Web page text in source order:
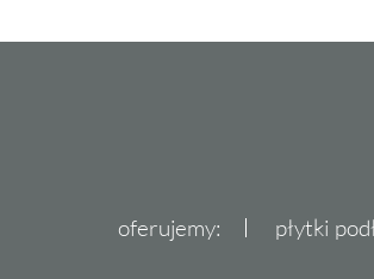
oferujemy: płytki